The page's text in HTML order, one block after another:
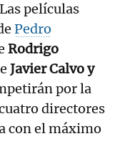
películas
Pedro
Rodrigo
Javier Calvo y
por la
directores
con el máximo